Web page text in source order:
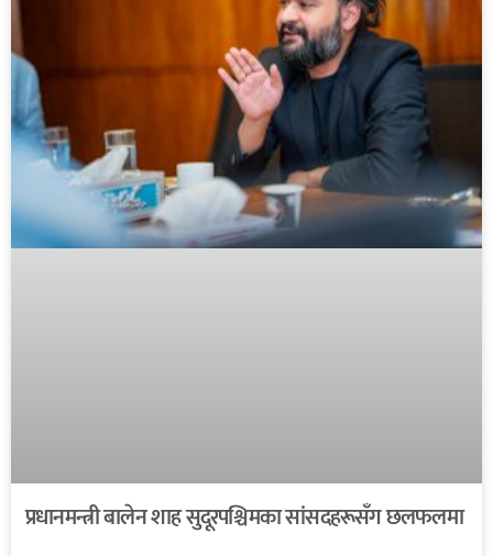
प्रधानमन्त्री बालेन शाह सुदूरपश्चिमका सांसदहरूसँग छलफलमा